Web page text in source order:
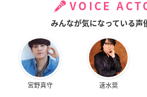
VOICE
みんなが気になっている声
宮野真守 速水奨